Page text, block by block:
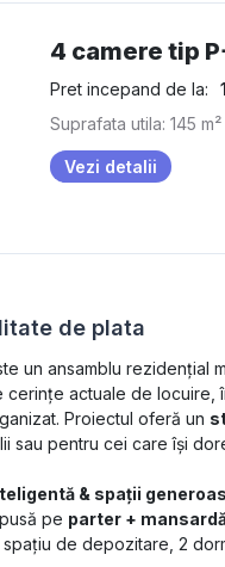
4 camere tip
Pret incepand de la:
Suprafata utila: 145 m²
Vezi detalii
de plata
un ansamblu rezidențial
cerințe actuale de locuire,
Proiectul oferă un
sau pentru cei care își
& spații
pe parter +
de depozitare, 2